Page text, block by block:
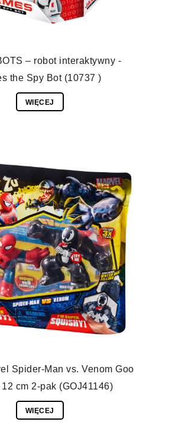
– robot interaktywny -
the Spy Bot (10737 )
WIĘCEJ
Spider-Man vs. Venom Goo
cm 2-pak (GOJ41146)
WIĘCEJ